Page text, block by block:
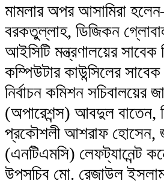
মামলার অপর আসামিরা
বরকতুল্লাহ, ডিজিকন
আইসিটি মন্ত্রণালয়ের
কম্পিউটার কাউন্সিলের
নির্বাচন কমিশন সচিবালয়ের
(অপারেশন্স) আবদুল বাতেন,
প্রকৌশলী আশরাফ হোসেন,
(এনটিএমসি) লেফট্যানেন্ট
উপসচিব মো. রেজাউল